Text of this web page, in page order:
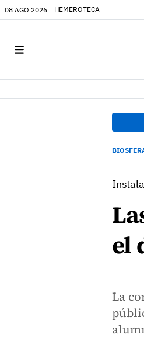
08 AGO 2026 HEMEROTECA
el
La